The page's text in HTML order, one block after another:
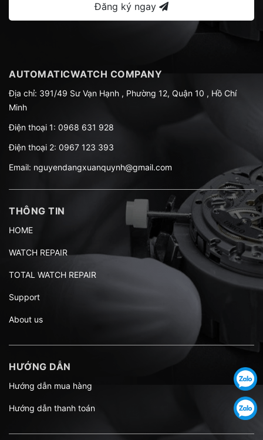
Đăng ký ngay
AUTOMATICWATCH COMPANY
Địa chỉ: 391/49 Sư Vạn Hạnh , Phường 12, Quận 10 , Hồ Chí
Minh
Điện thoại 1: 0968 631 928
Điện thoại 2: 0967 123 393
Email: nguyendangxuanquynh@gmail.com
THÔNG TIN
HOME
WATCH REPAIR
TOTAL WATCH REPAIR
Support
About us
HƯỚNG DẪN
Hướng dẫn mua hàng
Hướng dẫn thanh toán